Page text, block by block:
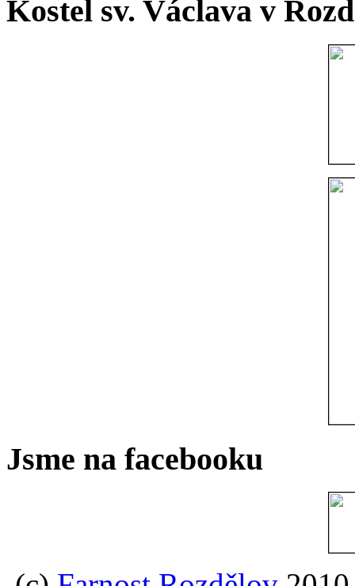
Kostel sv. Václava v
Jsme na facebooku